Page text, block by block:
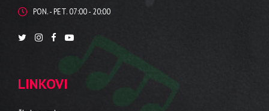
PON. - PET. 07:00 - 20:00
LINKOVI